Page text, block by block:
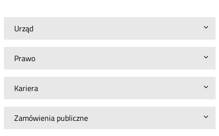
Urząd
Prawo
Kariera
Zamówienia publiczne
Matcom
Marcin